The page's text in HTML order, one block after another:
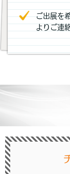
ご出展を
よりご連